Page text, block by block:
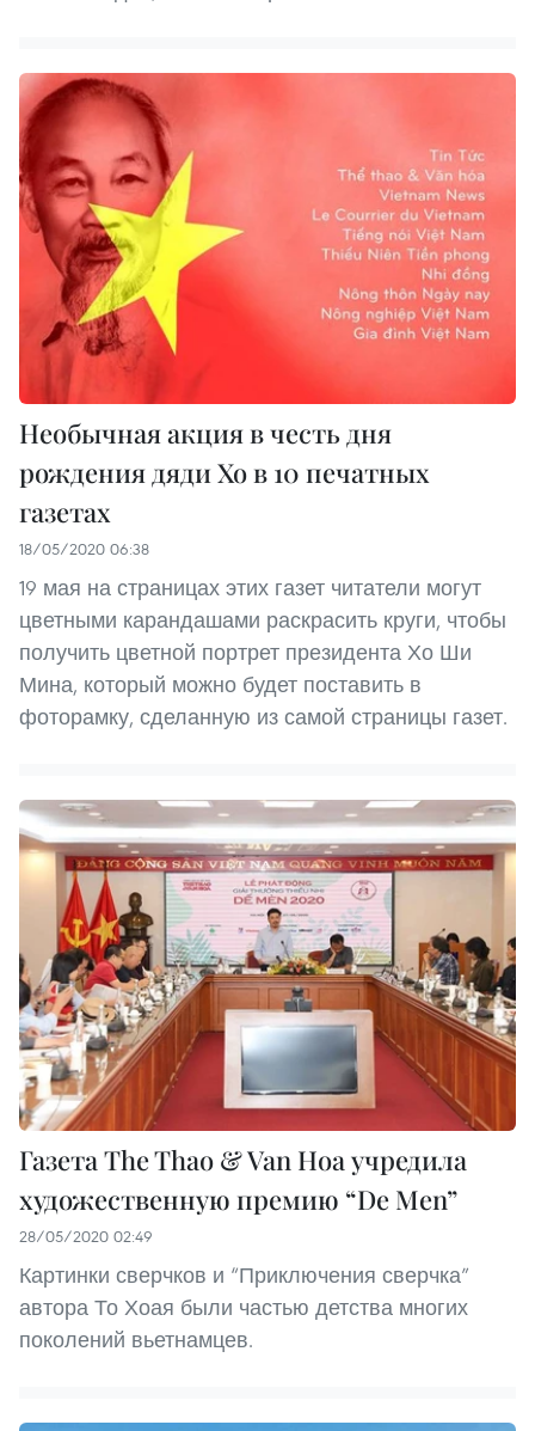
Необычная акция в честь дня
рождения дяди Хо в 10 печатных
газетах
18/05/2020 06:38
19 мая на страницах этих газет читатели могут
цветными карандашами раскрасить круги, чтобы
получить цветной портрет президента Хо Ши
Мина, который можно будет поставить в
фоторамку, сделанную из самой страницы газет.
Газета The Thao & Van Hoa учредила
художественную премию “De Men”
28/05/2020 02:49
Картинки сверчков и “Приключения сверчка”
автора То Хоая были частью детства многих
поколений вьетнамцев.